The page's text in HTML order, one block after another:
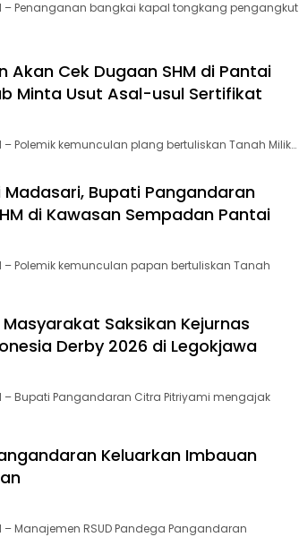
– Penanganan bangkai kapal tongkang pengangkut
Akan Cek Dugaan SHM di Pantai
Minta Usut Asal-usul Sertifikat
– ‎Polemik kemunculan plang bertuliskan Tanah Milik…
Madasari, Bupati Pangandaran
di Kawasan Sempadan Pantai
– Polemik kemunculan papan bertuliskan Tanah
Saksikan Kejurnas
Derby 2026 di Legokjawa
– Bupati Pangandaran Citra Pitriyami mengajak
Keluarkan Imbauan
– Manajemen RSUD Pandega Pangandaran